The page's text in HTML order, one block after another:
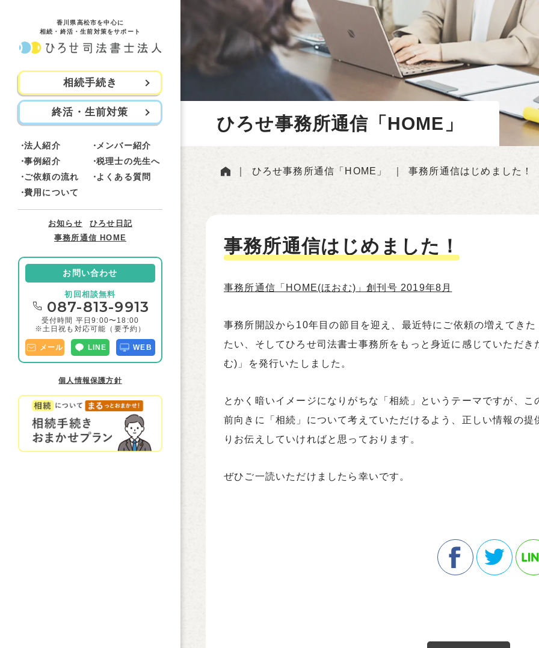
香川県高松市を中心に
相続・終活・生前対策をサポート
相続手続き
終活・生前対策
法人紹介
メンバー紹介
事例紹介
税理士の先生へ
ご依頼の流れ
よくある質問
費用について
お知らせ
ひろせ日記
事務所通信 HOME
お問い合わせ
初回相談無料
087-813-9913
受付時間 平日9:00〜18:00
※土日祝も対応可能（要予約）
メール LINE WEB
個人情報保護方針
ひろせ事務所通信「HOME」
ひろせ事務所通信「HOME」 ｜事務所通信はじめました！
事務所通信はじめました！
事務所通信「HOME(ほおむ)」創刊号 2019年8月
事務所開設から10年目の節目を迎え、最近特にご依頼の増えてき
たい、そしてひろせ司法書士事務所をもっと身近に感じていただ
む)」を発行いたしました。
とかく暗いイメージになりがちな「相続」というテーマですが、
前向きに「相続」について考えていただけるよう、正しい情報の
りお伝えしていければと思っております。
ぜひご一読いただけましたら幸いです。